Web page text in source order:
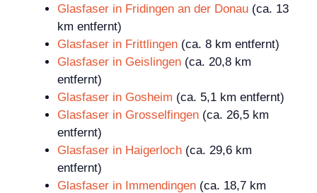
Glasfaser in Fridingen an der Donau (ca. 13
km entfernt)
Glasfaser in Frittlingen (ca. 8 km entfernt)
Glasfaser in Geislingen (ca. 20,8 km
entfernt)
Glasfaser in Gosheim (ca. 5,1 km entfernt)
Glasfaser in Grosselfingen (ca. 26,5 km
entfernt)
Glasfaser in Haigerloch (ca. 29,6 km
entfernt)
Glasfaser in Immendingen (ca. 18,7 km